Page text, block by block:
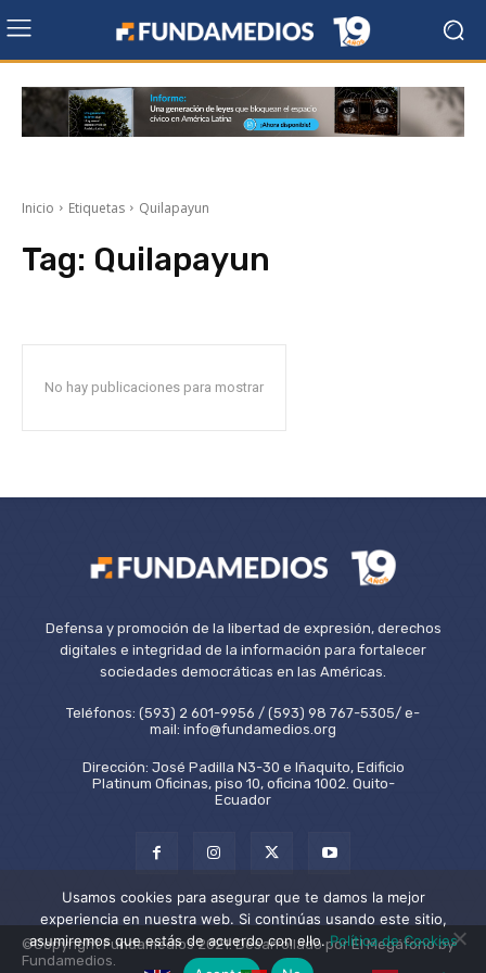
Inicio Etiquetas Quilapayun
Tag: Quilapayun
No hay publicaciones para mostrar
Defensa y promoción de la libertad de expresión, derechos
digitales e integridad de la información para fortalecer
sociedades democráticas en las Américas.
Teléfonos: (593) 2 601-9956 / (593) 98 767-5305/ e-
mail: info@fundamedios.org
Dirección: José Padilla N3-30 e Iñaquito, Edificio
Platinum Oficinas, piso 10, oficina 1002. Quito-
Ecuador
©Copyright Fundamedios 2021. Desarrollado por El Megáfono by
Fundamedios.
Usamos cookies para asegurar que te damos la mejor
experiencia en nuestra web. Si continúas usando este sitio,
asumiremos que estás de acuerdo con ello.Política de Cookies